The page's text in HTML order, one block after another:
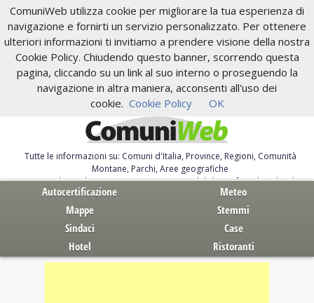
ComuniWeb utilizza cookie per migliorare la tua esperienza di
navigazione e fornirti un servizio personalizzato. Per ottenere
ulteriori informazioni ti invitiamo a prendere visione della nostra
Cookie Policy. Chiudendo questo banner, scorrendo questa
pagina, cliccando su un link al suo interno o proseguendo la
navigazione in altra maniera, acconsenti all'uso dei
cookie. Cookie Policy OK
Tutte le informazioni su: Comuni d'Italia, Province, Regioni, Comunità
Montane, Parchi, Aree geografiche
Servizi al Cittadino. Autocertificazione, moduli, leggi, free download
Autocertificazione
Meteo
Mappe
Stemmi
Sindaci
Case
Hotel
Ristoranti